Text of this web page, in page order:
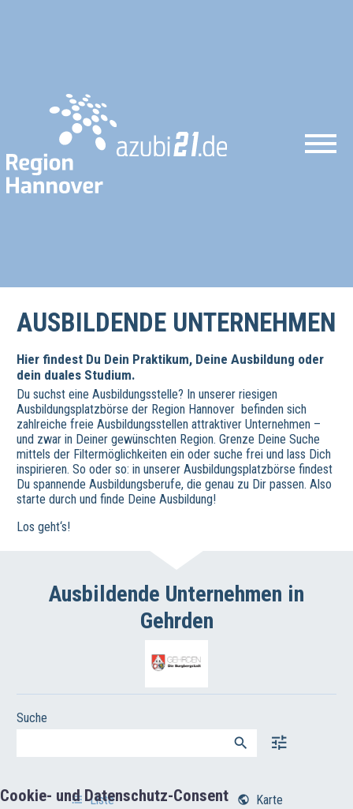
Cookie- und Datenschutz-Consent
AUSBILDENDE UNTERNEHMEN
Hier findest Du Dein Praktikum, Deine Ausbildung oder
dein duales Studium.
Du suchst eine Ausbildungsstelle? In unserer riesigen
Ausbildungsplatzbörse der Region Hannover befinden sich
zahlreiche freie Ausbildungsstellen attraktiver Unternehmen –
und zwar in Deiner gewünschten Region. Grenze Deine Suche
mittels der Filtermöglichkeiten ein oder suche frei und lass Dich
inspirieren. So oder so: in unserer Ausbildungsplatzbörse findest
Du spannende Ausbildungsberufe, die genau zu Dir passen. Also
starte durch und finde Deine Ausbildung!
Los geht‘s!
Ausbildende Unternehmen in
Gehrden
Suche
Liste Karte